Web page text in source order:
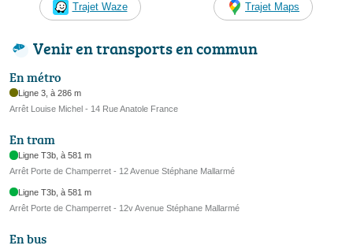
Trajet Waze Trajet Maps
Venir en transports en commun
En métro
Ligne 3, à 286 m
Arrêt Louise Michel - 14 Rue Anatole France
En tram
Ligne T3b, à 581 m
Arrêt Porte de Champerret - 12 Avenue Stéphane Mallarmé
Ligne T3b, à 581 m
Arrêt Porte de Champerret - 12v Avenue Stéphane Mallarmé
En bus